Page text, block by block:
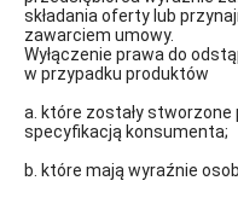
składania oferty lub
zawarciem umowy.
Wyłączenie prawa do
w przypadku produktów
a. które zostały
specyfikacją konsumenta;
b. które mają wyraźnie